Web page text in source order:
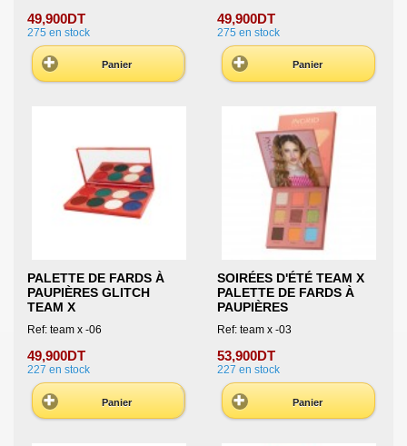
49,900DT
275 en stock
Panier
49,900DT
275 en stock
Panier
PALETTE DE FARDS À
PAUPIÈRES GLITCH
TEAM X
Ref: team x -06
49,900DT
227 en stock
Panier
SOIRÉES D'ÉTÉ TEAM X
PALETTE DE FARDS À
PAUPIÈRES
Ref: team x -03
53,900DT
227 en stock
Panier